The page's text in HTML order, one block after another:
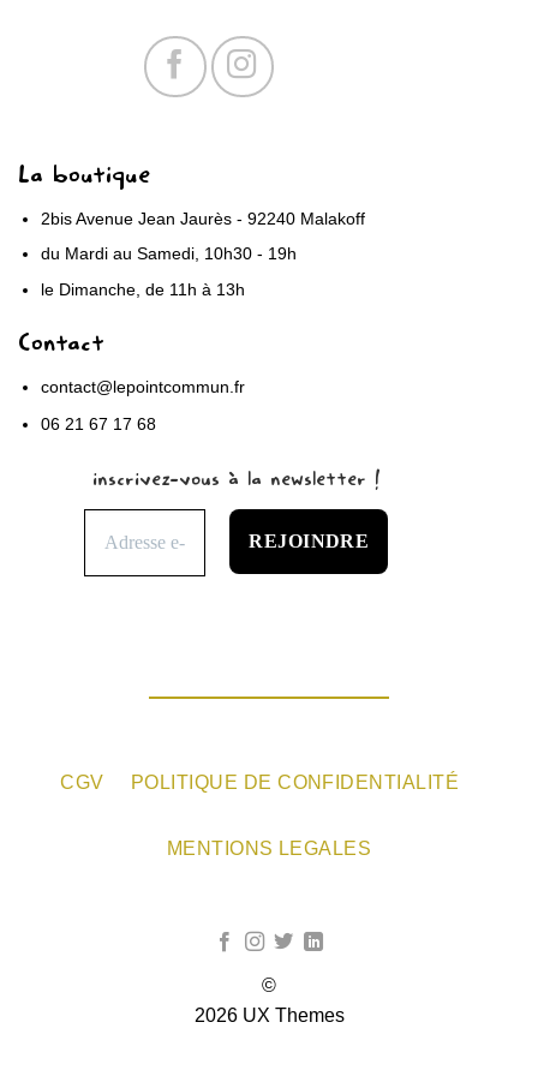
La boutique
2bis Avenue Jean Jaurès - 92240 Malakoff
du Mardi au Samedi, 10h30 - 19h
le Dimanche, de 11h à 13h
Contact
contact@lepointcommun.fr
06 21 67 17 68
inscrivez-vous à la newsletter !
CGV POLITIQUE DE CONFIDENTIALITÉ
MENTIONS LEGALES
©
2026 UX Themes